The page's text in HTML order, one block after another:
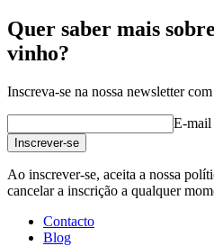
Quer saber mais
vinho?
Inscreva-se na nossa newsletter
E-mail
Inscrever-se
Ao inscrever-se, aceita a nossa
cancelar a inscrição a qualquer
Contacto
Blog